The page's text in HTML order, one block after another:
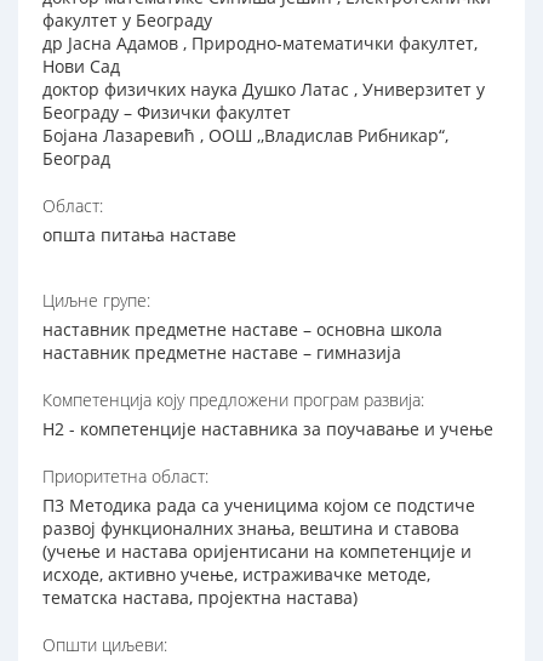
факултет у Београду
др Јасна Адамов , Природно-математички факултет,
Нови Сад
доктор физичких наука Душко Латас , Универзитет у
Београду – Физички факултет
Бојана Лазаревић , ООШ ,,Владислав Рибникар“,
Београд
Област:
општа питања наставе
Циљне групе:
наставник предметне наставе – основна школа
наставник предметне наставе – гимназија
Компетенција коју предложени програм развија:
Н2 - компетенције наставника за поучавање и учење
Приоритетна област:
П3 Методика рада са ученицима којом се подстиче
развој функционалних знања, вештина и ставова
(учење и настава оријентисани на компетенције и
исходе, активно учење, истраживачке методе,
тематска настава, пројектна настава)
Општи циљеви: